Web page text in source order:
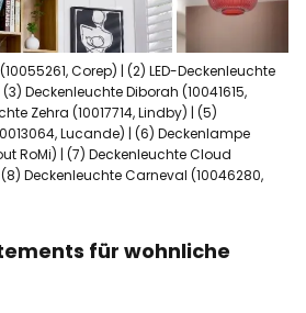
Corep) | (2) LED-Deckenleuchte
Deckenleuchte Diborah (10041615,
Zehra (10017714, Lindby) | (5)
Lucande) | (6) Deckenlampe
RoMi) | (7) Deckenleuchte Cloud
Deckenleuchte Carneval (10046280,
für wohnliche